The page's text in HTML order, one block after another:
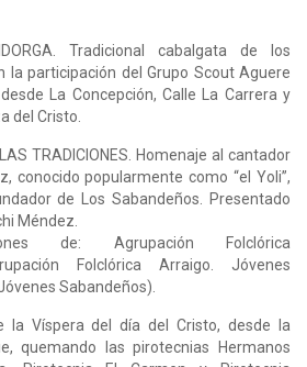
Tradicional cabalgata de los
la participación del Grupo Scout Aguere
La Concepción, Calle La Carrera y
del Cristo.
TRADICIONES. Homenaje al cantador
conocido popularmente como “el Yoli”,
de Los Sabandeños. Presentado
Méndez.
de: Agrupación Folclórica
Folclórica Arraigo. Jóvenes
Sabandeños).
la Víspera del día del Cristo, desde la
quemando las pirotecnias Hermanos